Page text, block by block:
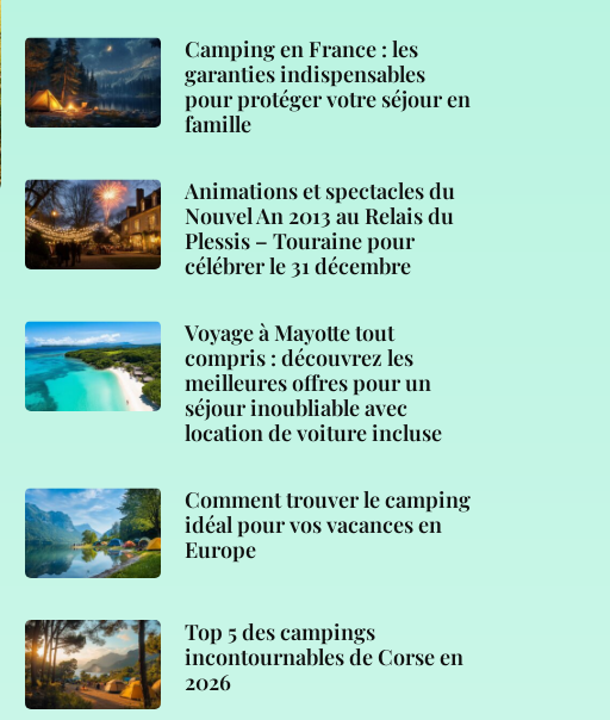
Camping en France : les
garanties indispensables
pour protéger votre séjour en
famille
Animations et spectacles du
Nouvel An 2013 au Relais du
Plessis – Touraine pour
célébrer le 31 décembre
Voyage à Mayotte tout
compris : découvrez les
meilleures offres pour un
séjour inoubliable avec
location de voiture incluse
Comment trouver le camping
idéal pour vos vacances en
Europe
Top 5 des campings
incontournables de Corse en
2026